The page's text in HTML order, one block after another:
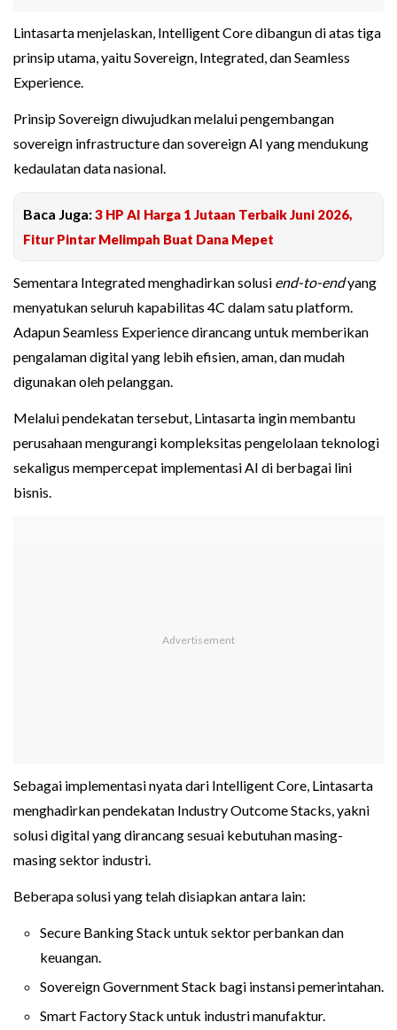
Lintasarta menjelaskan, Intelligent Core dibangun di atas tiga
prinsip utama, yaitu Sovereign, Integrated, dan Seamless
Experience.
Prinsip Sovereign diwujudkan melalui pengembangan
sovereign infrastructure dan sovereign AI yang mendukung
kedaulatan data nasional.
Baca Juga:3 HP AI Harga 1 Jutaan Terbaik Juni 2026,
Fitur Pintar Melimpah Buat Dana Mepet
Sementara Integrated menghadirkan solusi end-to-endyang
menyatukan seluruh kapabilitas 4C dalam satu platform.
Adapun Seamless Experience dirancang untuk memberikan
pengalaman digital yang lebih efisien, aman, dan mudah
digunakan oleh pelanggan.
Melalui pendekatan tersebut, Lintasarta ingin membantu
perusahaan mengurangi kompleksitas pengelolaan teknologi
sekaligus mempercepat implementasi AI di berbagai lini
bisnis.
Sebagai implementasi nyata dari Intelligent Core, Lintasarta
menghadirkan pendekatan Industry Outcome Stacks, yakni
solusi digital yang dirancang sesuai kebutuhan masing-
masing sektor industri.
Beberapa solusi yang telah disiapkan antara lain:
Secure Banking Stack untuk sektor perbankan dan
keuangan.
Sovereign Government Stack bagi instansi pemerintahan.
Smart Factory Stack untuk industri manufaktur.